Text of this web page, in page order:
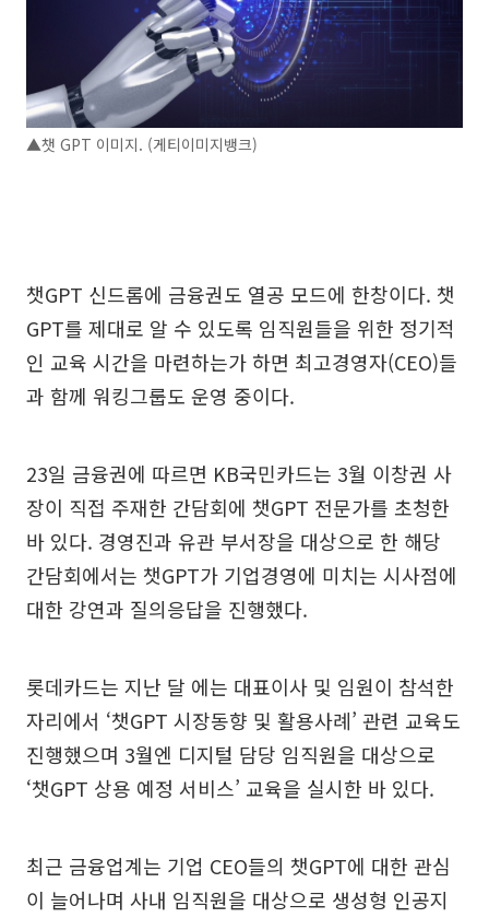
▲챗 GPT 이미지. (게티이미지뱅크)
챗GPT 신드롬에 금융권도 열공 모드에 한창이다. 챗
GPT를 제대로 알 수 있도록 임직원들을 위한 정기적
인 교육 시간을 마련하는가 하면 최고경영자(CEO)들
과 함께 워킹그룹도 운영 중이다.
23일 금융권에 따르면 KB국민카드는 3월 이창권 사
장이 직접 주재한 간담회에 챗GPT 전문가를 초청한
바 있다. 경영진과 유관 부서장을 대상으로 한 해당
간담회에서는 챗GPT가 기업경영에 미치는 시사점에
대한 강연과 질의응답을 진행했다.
롯데카드는 지난 달 에는 대표이사 및 임원이 참석한
자리에서 ‘챗GPT 시장동향 및 활용사례’ 관련 교육도
진행했으며 3월엔 디지털 담당 임직원을 대상으로
‘챗GPT 상용 예정 서비스’ 교육을 실시한 바 있다.
최근 금융업계는 기업 CEO들의 챗GPT에 대한 관심
이 늘어나며 사내 임직원을 대상으로 생성형 인공지